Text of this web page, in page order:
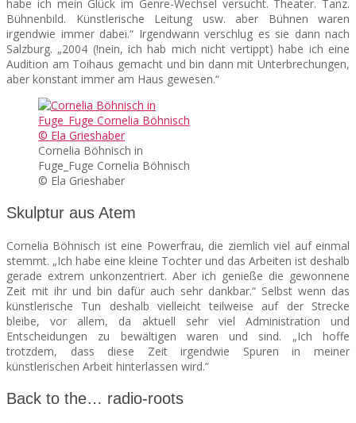
habe ich mein Glück im Genre-Wechsel versucht. Theater. Tanz.
Bühnenbild. Künstlerische Leitung usw. aber Bühnen waren
irgendwie immer dabei.“ Irgendwann verschlug es sie dann nach
Salzburg. „2004 (!nein, ich hab mich nicht vertippt) habe ich eine
Audition am Toihaus gemacht und bin dann mit Unterbrechungen,
aber konstant immer am Haus gewesen.“
Cornelia Böhnisch in
Fuge_Fuge Cornelia Böhnisch
© Ela Grieshaber
Skulptur aus Atem
Cornelia Böhnisch ist eine Powerfrau, die ziemlich viel auf einmal
stemmt. „Ich habe eine kleine Tochter und das Arbeiten ist deshalb
gerade extrem unkonzentriert. Aber ich genieße die gewonnene
Zeit mit ihr und bin dafür auch sehr dankbar.“ Selbst wenn das
künstlerische Tun deshalb vielleicht teilweise auf der Strecke
bleibe, vor allem, da aktuell sehr viel Administration und
Entscheidungen zu bewältigen waren und sind. „Ich hoffe
trotzdem, dass diese Zeit irgendwie Spuren in meiner
künstlerischen Arbeit hinterlassen wird.“
Back to the… radio-roots